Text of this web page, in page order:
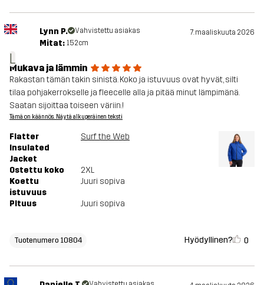
L
Lynn P. Vahvistettu asiakas 7. maaliskuuta 2026
Mitat: 152cm
Mukava ja lämmin
Rakastan tämän takin sinistä. Koko ja istuvuus ovat hyvät, silti
tilaa pohjakerrokselle ja fleecelle alla ja pitää minut lämpimänä.
Saatan sijoittaa toiseen väriin.!
Tämä on käännös. Näytä alkuperäinen teksti
Flatter
Insulated
Jacket
Surf the Web
Ostettu koko
2XL
Koettu
istuvuus
Juuri sopiva
PItuus Juuri sopiva
Tuotenumero 10804 Hyödyllinen? 0